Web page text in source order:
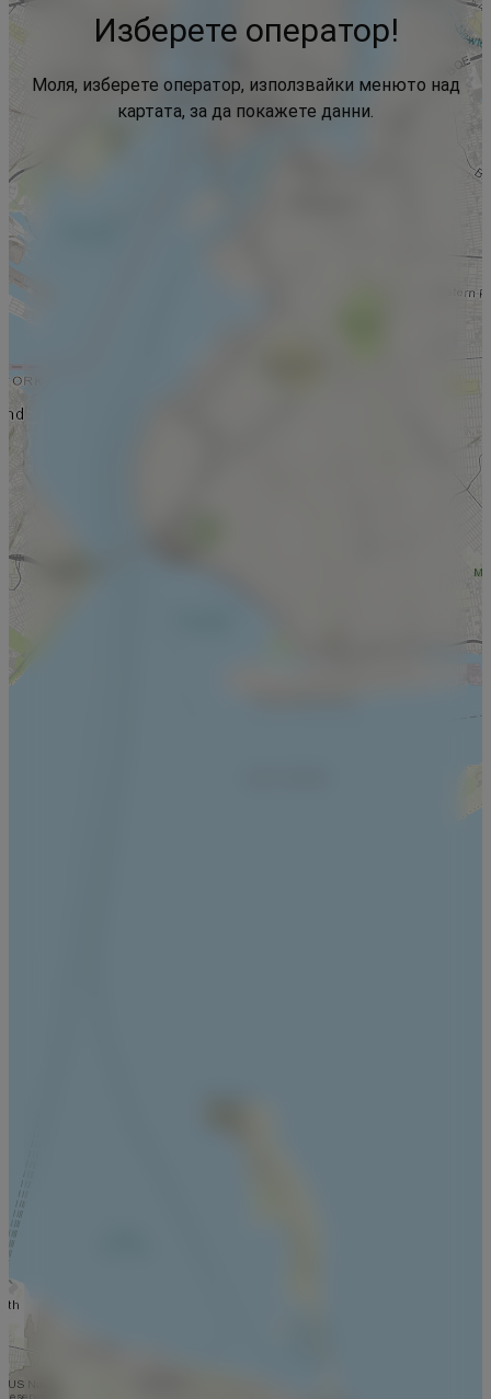
Изберете оператор!
Моля, изберете оператор, използвайки менюто над
картата, за да покажете данни.